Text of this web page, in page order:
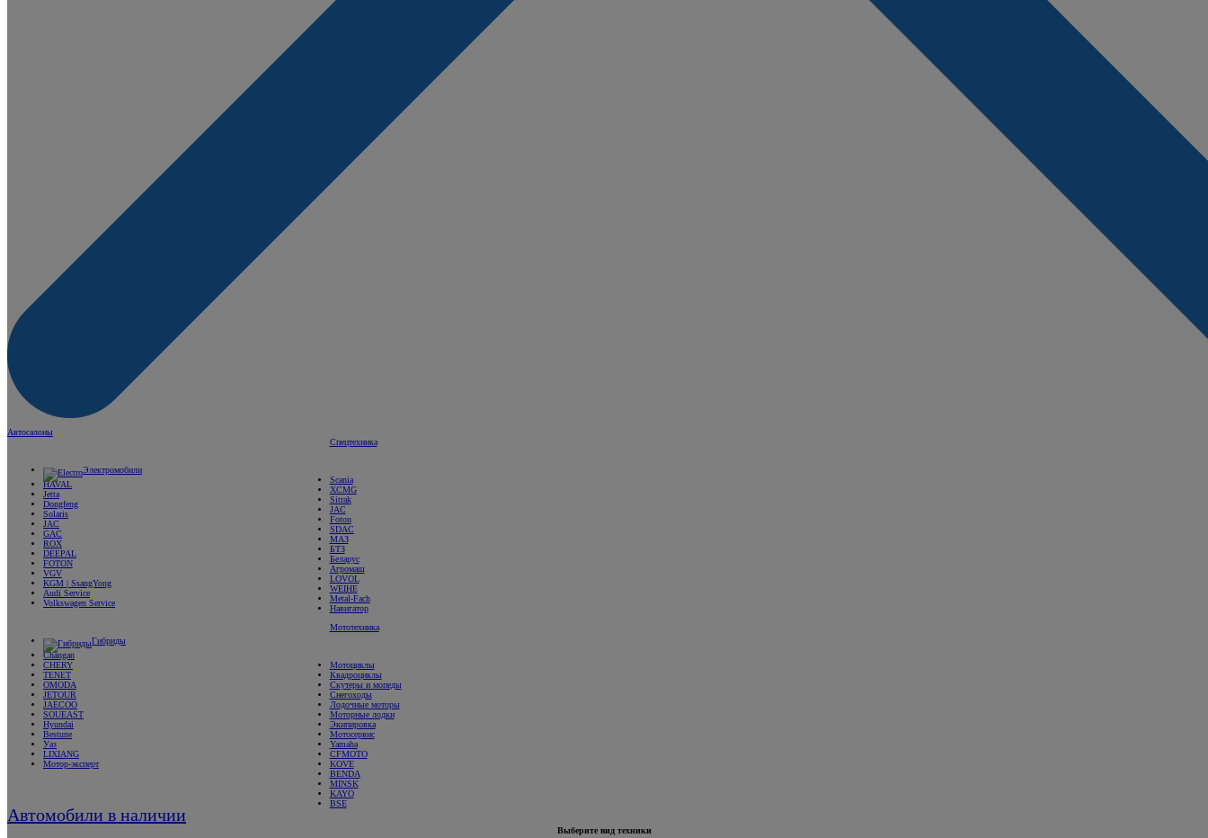
Выберите вид техники
Автосалоны
Электромобили
HAVAL
Jetta
Dongfeng
Solaris
JAC
GAC
ROX
DEEPAL
FOTON
VGV
KGM | SsangYong
Audi Service
Volkswagen Service
Гибриды
Changan
CHERY
TENET
OMODA
JETOUR
JAECOO
SOUEAST
Hyundai
Bestune
Уаз
LIXIANG
Мотор-эксперт
Автомобили в наличии
Спецтехника
Scania
XCMG
Sitrak
JAC
Foton
SDAC
МАЗ
БТЗ
Беларус
Агромаш
LOVOL
WEIHE
Metal-Fach
Навигатор
Мототехника
Мотоциклы
Квадроциклы
Скутеры и мопеды
Снегоходы
Лодочные моторы
Моторные лодки
Экипировка
Мотосервис
Yamaha
CFMOTO
KOVE
BENDA
MINSK
KAYO
BSE